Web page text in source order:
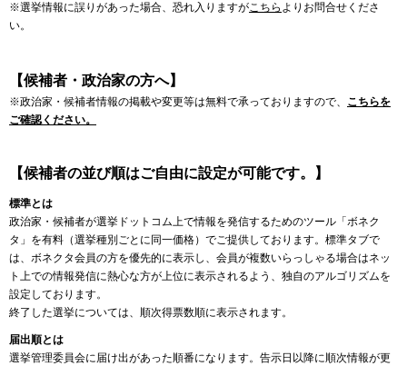
※選挙情報に誤りがあった場合、恐れ入りますがこちら よりお問合せくださ
い。
【候補者・政治家の方へ】
※政治家・候補者情報の掲載や変更等は無料で承っておりますので、 こちらを
ご確認ください。
【候補者の並び順はご自由に設定が可能です。】
標準とは
政治家・候補者が選挙ドットコム上で情報を発信するためのツール「ボネク
タ」を有料（選挙種別ごとに同一価格）でご提供しております。標準タブで
は、ボネクタ会員の方を優先的に表示し、会員が複数いらっしゃる場合はネッ
ト上での情報発信に熱心な方が上位に表示されるよう、独自のアルゴリズムを
設定しております。
終了した選挙については、順次得票数順に表示されます。
届出順とは
選挙管理委員会に届け出があった順番になります。告示日以降に順次情報が更